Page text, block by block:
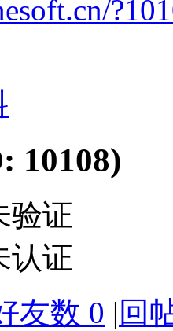
10108)
验证
认证
友数 0 | 回